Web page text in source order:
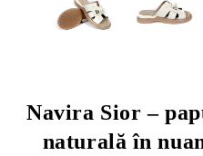
Navira Sior –
naturală în